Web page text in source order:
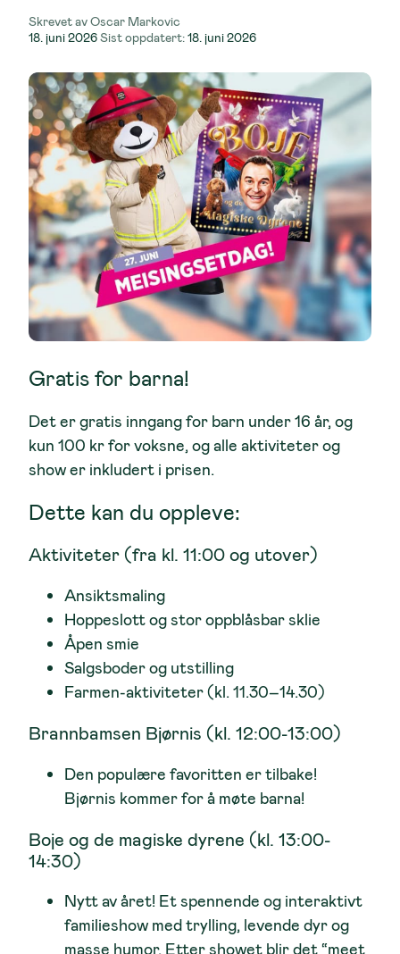
Skrevet avOscar Markovic
Lagt
18. juni 2026Sist oppdatert:18. juni 2026
Gratis for barna!
Det er gratis inngang for barn under 16 år, og
kun 100 kr for voksne, og alle aktiviteter og
show er inkludert i prisen.
Dette kan du oppleve:
Aktiviteter (fra kl. 11:00 og utover)
Ansiktsmaling
Hoppeslott og stor oppblåsbar sklie
Åpen smie
Salgsboder og utstilling
Farmen-aktiviteter (kl. 11.30–14.30)
Brannbamsen Bjørnis (kl. 12:00-13:00)
Den populære favoritten er tilbake!
Bjørnis kommer for å møte barna!
Boje og de magiske dyrene (kl. 13:00-
14:30)
Nytt av året! Et spennende og interaktivt
familieshow med trylling, levende dyr og